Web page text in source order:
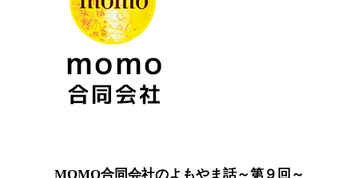
MOMO合同会社のよもやま話～第９回～